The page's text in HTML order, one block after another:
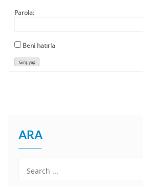
Parola:
Beni hatırla
Giriş yap
ARA